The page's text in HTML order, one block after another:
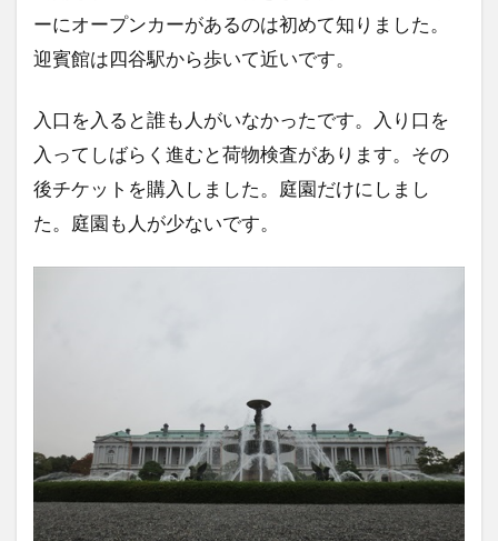
ーにオープンカーがあるのは初めて知りました。
迎賓館は四谷駅から歩いて近いです。
入口を入ると誰も人がいなかったです。入り口を
入ってしばらく進むと荷物検査があります。その
後チケットを購入しました。庭園だけにしまし
た。庭園も人が少ないです。